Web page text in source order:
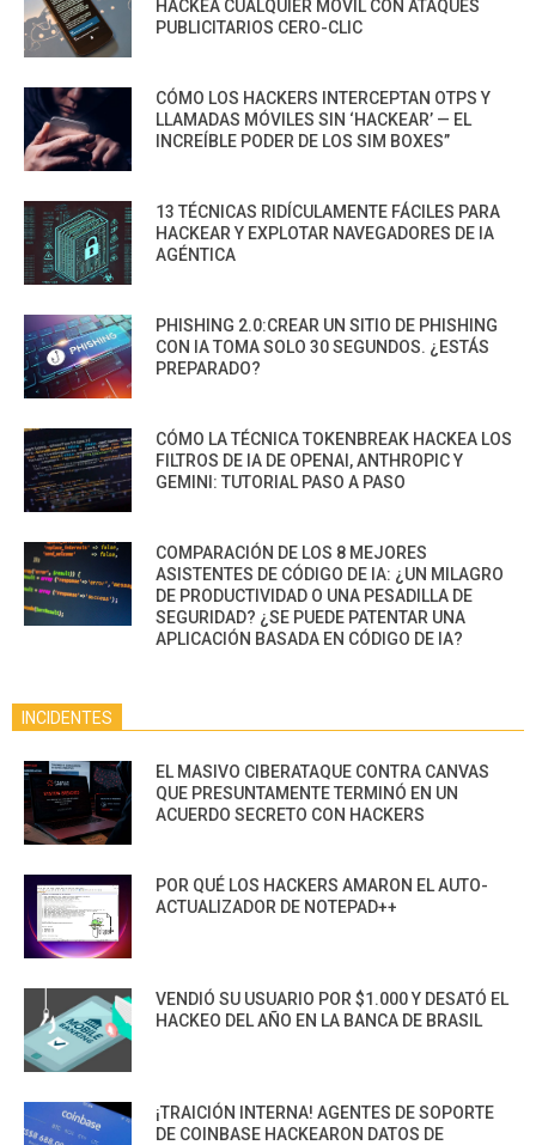
HACKEA CUALQUIER MÓVIL CON ATAQUES
PUBLICITARIOS CERO-CLIC
CÓMO LOS HACKERS INTERCEPTAN OTPS Y
LLAMADAS MÓVILES SIN ‘HACKEAR’ — EL
INCREÍBLE PODER DE LOS SIM BOXES”
13 TÉCNICAS RIDÍCULAMENTE FÁCILES PARA
HACKEAR Y EXPLOTAR NAVEGADORES DE IA
AGÉNTICA
PHISHING 2.0:CREAR UN SITIO DE PHISHING
CON IA TOMA SOLO 30 SEGUNDOS. ¿ESTÁS
PREPARADO?
CÓMO LA TÉCNICA TOKENBREAK HACKEA LOS
FILTROS DE IA DE OPENAI, ANTHROPIC Y
GEMINI: TUTORIAL PASO A PASO
COMPARACIÓN DE LOS 8 MEJORES
ASISTENTES DE CÓDIGO DE IA: ¿UN MILAGRO
DE PRODUCTIVIDAD O UNA PESADILLA DE
SEGURIDAD? ¿SE PUEDE PATENTAR UNA
APLICACIÓN BASADA EN CÓDIGO DE IA?
INCIDENTES
EL MASIVO CIBERATAQUE CONTRA CANVAS
QUE PRESUNTAMENTE TERMINÓ EN UN
ACUERDO SECRETO CON HACKERS
POR QUÉ LOS HACKERS AMARON EL AUTO-
ACTUALIZADOR DE NOTEPAD++
VENDIÓ SU USUARIO POR $1.000 Y DESATÓ EL
HACKEO DEL AÑO EN LA BANCA DE BRASIL
¡TRAICIÓN INTERNA! AGENTES DE SOPORTE
DE COINBASE HACKEARON DATOS DE